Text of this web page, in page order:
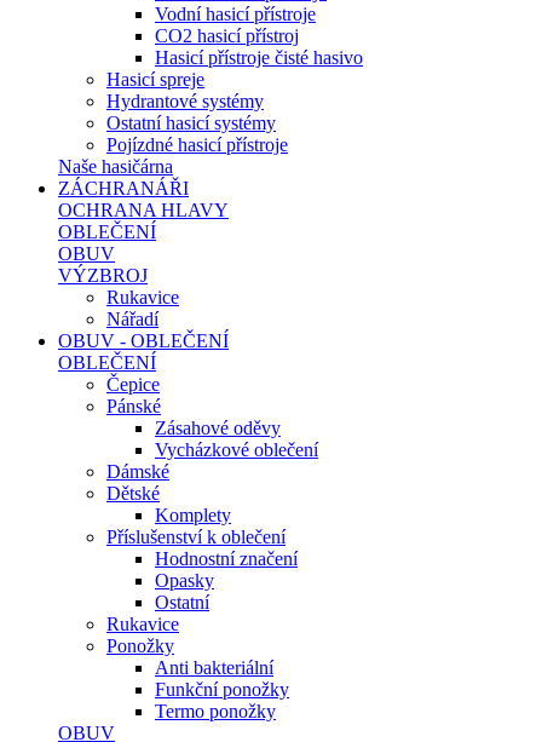
Vodní hasicí přístroje
CO2 hasicí přístroj
Hasicí přístroje čisté hasivo
Hasicí spreje
Hydrantové systémy
Ostatní hasicí systémy
Pojízdné hasicí přístroje
Naše hasičárna
ZÁCHRANÁŘI
OCHRANA HLAVY
OBLEČENÍ
OBUV
VÝZBROJ
Rukavice
Nářadí
OBUV - OBLEČENÍ
OBLEČENÍ
Čepice
Pánské
Zásahové oděvy
Vycházkové oblečení
Dámské
Dětské
Komplety
Příslušenství k oblečení
Hodnostní značení
Opasky
Ostatní
Rukavice
Ponožky
Anti bakteriální
Funkční ponožky
Termo ponožky
OBUV